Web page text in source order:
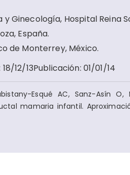
Ginecología, Hospital Reina
España.
de Monterrey, México.
18/12/13Publicación: 01/01/14
Esqué AC, Sanz-Asín O,
mamaria infantil.